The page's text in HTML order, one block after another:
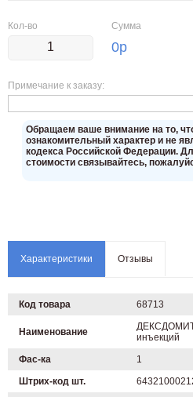
Кол-во Сумма
0р
Примечание к заказу:
Oбращаем вaше внимaние нa то,
ознакомительный харaктер и не
кoдекса Российской Федерации.
стoимости связывaйтесь,
Характеристики Отзывы
Код товара 68713
Наименование
инъекций
Фас-ка
1
Штрих-код шт.